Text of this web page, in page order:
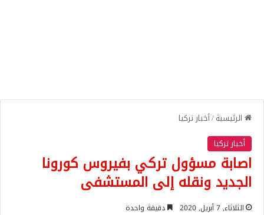
الرئيسية/أخبار تركيا
أخبار تركيا
اصابة مسؤول تركي بفيروس كورونا
الجديد ونقله إلى المستشفى
الثلاثاء, 7 أبريل, 2020 دقيقة واحدة